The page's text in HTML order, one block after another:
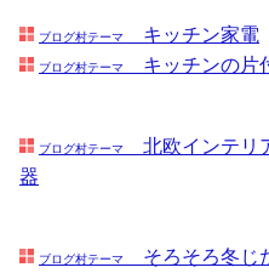
ブログ村テーマ キッチン家電
ブログ村テーマ キッチンの片
ブログ村テーマ
北欧インテリ
器
ブログ村テーマ そろそろ冬じ